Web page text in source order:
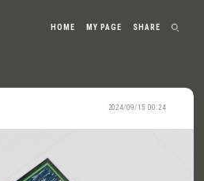
HOME MY PAGE SHARE
2024/09/15 00:24